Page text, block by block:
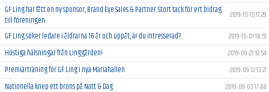
GF Ling har fått en ny sponsor, Brand Eye Sales & Partner. Stort tack för ert bidrag
till föreningen
2019-10-15 17:29
GF Ling söker ledare i åldrarna 16 år och uppåt, är du intresserad? 2019-10-01 18:51
Höstiga hälsningar från Linggården! 2019-09-27 12:54
Premiärträning för GF Ling i nya Mariahallen 2019-09-12 13:21
Nationella knep ett brons på Natt & Dag 2019-09-03 17:48